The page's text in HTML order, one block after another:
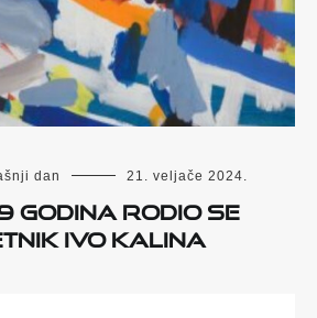
dan 21. veljače 2024.
godina rodio se
Ivo Kalina